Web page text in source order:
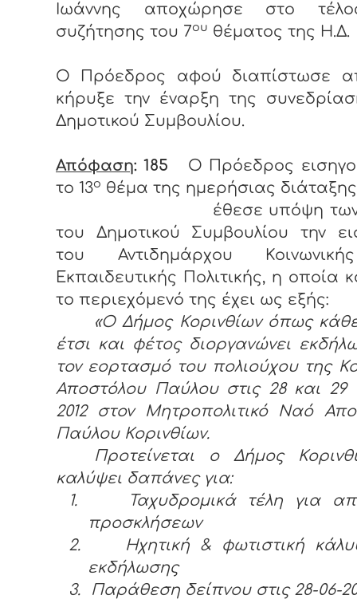
Ιωάννης αποχώρησε στο
συζήτησης του 7ου θέματος της
Ο Πρόεδρος αφού διαπίστωσε
κήρυξε την έναρξη της
Δημοτικού Συμβουλίου.
Απόφαση: 185 Ο Πρόεδρος
το 13ο θέμα της ημερήσιας διάταξης
έθεσε υπόψη των
του Δημοτικού Συμβουλίου την
του Αντιδημάρχου
Εκπαιδευτικής Πολιτικής, η οποία
το περιεχόμενό της έχει ως εξής:
«Ο Δήμος Κορινθίων όπως
έτσι και φέτος διοργανώνει
τον εορτασμό του πολιούχου της
Αποστόλου Παύλου στις 28 και 29
2012 στον Μητροπολιτικό Ναό
Παύλου Κορινθίων.
Προτείνεται ο Δήμος
καλύψει δαπάνες για:
1.
Ταχυδρομικά τέλη για
προσκλήσεων
2.
Ηχητική & φωτιστική
εκδήλωσης
3.
Παράθεση δείπνου στις 28-06-